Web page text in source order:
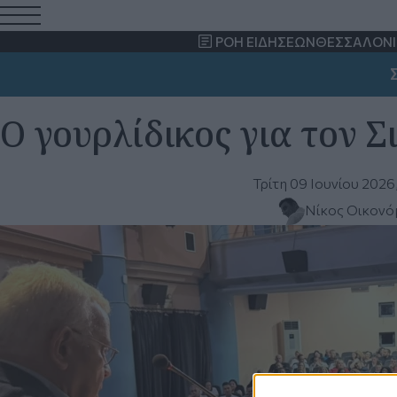
ΡΟΗ ΕΙΔΗΣΕΩΝ
Ο γουρλίδικος για τον
Τρίτη 09 Ιουνίου
Νίκος